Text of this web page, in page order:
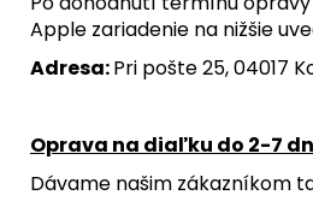
Apple zariadenie na nižšie
Adresa:Pri pošte 25, 04017
Oprava na diaľku do 2-7
Dávame našim zákazníkom